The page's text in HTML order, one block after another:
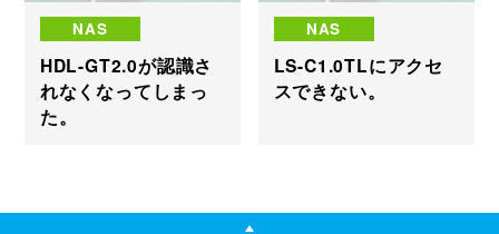
NAS
HDL-GT2.0が認識さ
れなくなってしまっ
た。
NAS
LS-C1.0TLにアクセ
スできない。